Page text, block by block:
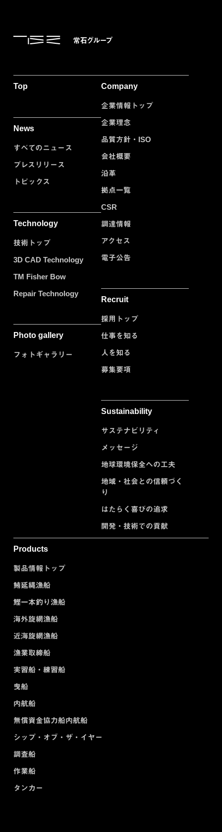
Top
News
すべてのニュース
プレスリリース
トピックス
Technology
技術トップ
3D CAD Technology
TM Fisher Bow
Repair Technology
Photo gallery
フォトギャラリー
Company
企業情報トップ
企業理念
品質方針・ISO
会社概要
沿革
拠点一覧
CSR
調達情報
アクセス
電子公告
Recruit
採用トップ
仕事を知る
人を知る
募集要項
Sustainability
サステナビリティ
メッセージ
地球環境保全への工夫
地域・社会との信頼づく
り
はたらく喜びの追求
開発・技術での貢献
Products
製品情報トップ
鮪延縄漁船
鰹一本釣り漁船
海外旋網漁船
近海旋網漁船
漁業取締船
実習船・練習船
曳船
内航船
無償資金協力船内航船
シップ・オブ・ザ・イヤー
調査船
作業船
タンカー